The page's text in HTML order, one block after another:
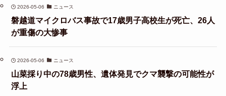
2026-05-06 ニュース
磐越道マイクロバス事故で17歳男子高校生が死亡、26人
が重傷の大惨事
2026-05-06 ニュース
山菜採り中の78歳男性、遺体発見でクマ襲撃の可能性が
浮上